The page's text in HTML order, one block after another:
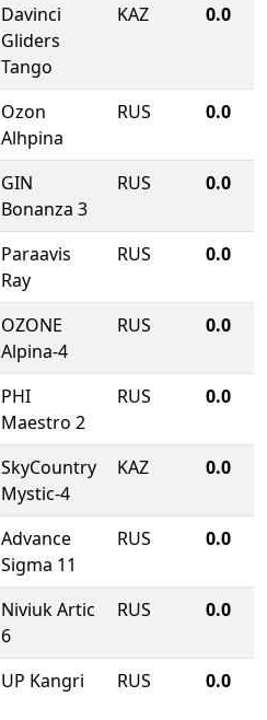
Davinci
Gliders
Tango
KAZ 0.0
Ozon
Alhpina
RUS 0.0
GIN
Bonanza 3
RUS 0.0
Paraavis
Ray
RUS 0.0
OZONE
Alpina-4
RUS 0.0
PHI
Maestro 2
RUS 0.0
SkyCountry
Mystic-4
KAZ 0.0
Advance
Sigma 11
RUS 0.0
Niviuk Artic
6
RUS 0.0
UP Kangri RUS 0.0